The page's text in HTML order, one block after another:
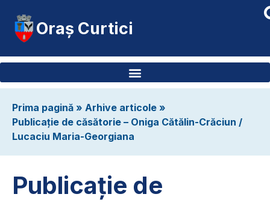
Oraș Curtici
Prima pagină » Arhive articole »
Publicație de căsătorie – Oniga Cătălin-Crăciun /
Lucaciu Maria-Georgiana
Publicație de